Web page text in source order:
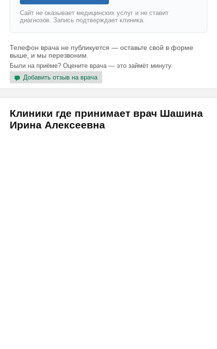
Сайт не оказывает медицинских услуг и не ставит
диагнозов. Запись подтверждает клиника.
Телефон врача не публикуется — оставьте свой в форме
выше, и мы перезвоним.
Были на приёме? Оцените врача — это займёт минуту.
Добавить отзыв на врача
Клиники где принимает врач Шашина
Ирина Алексеевна